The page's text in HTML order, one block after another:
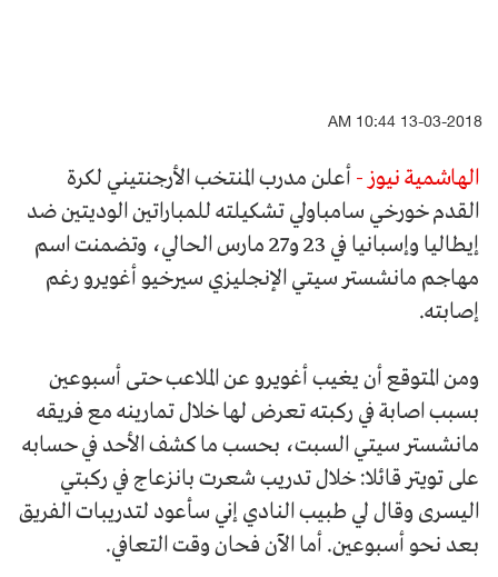
13-03-2018 10:44 AM
الهاشمية نيوز - أعلن مدرب المنتخب الأرجنتيني لكرة
القدم خورخي سامباولي تشكيلته للمباراتين الوديتين ضد
إيطاليا وإسبانيا في 23 و27 مارس الحالي، وتضمنت اسم
مهاجم مانشستر سيتي الإنجليزي سيرخيو أغويرو رغم
إصابته.
ومن المتوقع أن يغيب أغويرو عن الملاعب حتى أسبوعين
بسبب اصابة في ركبته تعرض لها خلال تمارينه مع فريقه
مانشستر سيتي السبت، بحسب ما كشف الأحد في حسابه
على تويتر قائلا: خلال تدريب شعرت بانزعاج في ركبتي
اليسرى وقال لي طبيب النادي إني سأعود لتدريبات الفريق
بعد نحو أسبوعين. أما الآن فحان وقت التعافي.